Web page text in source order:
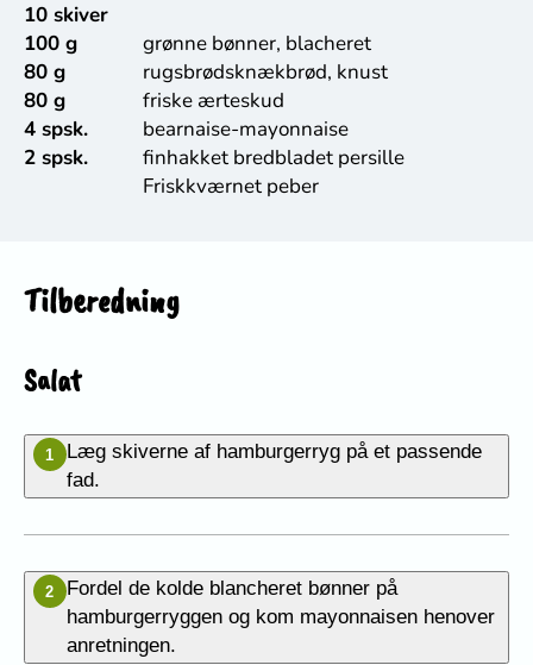
10 skiver
100 g
grønne bønner, blacheret
80 g
rugsbrødsknækbrød, knust
80 g
friske ærteskud
4 spsk.
bearnaise-mayonnaise
2 spsk.
finhakket bredbladet persille
Friskkværnet peber
Tilberedning
Salat
1
Læg skiverne af hamburgerryg på et passende
fad.
2
Fordel de kolde blancheret bønner på
hamburgerryggen og kom mayonnaisen henover
anretningen.